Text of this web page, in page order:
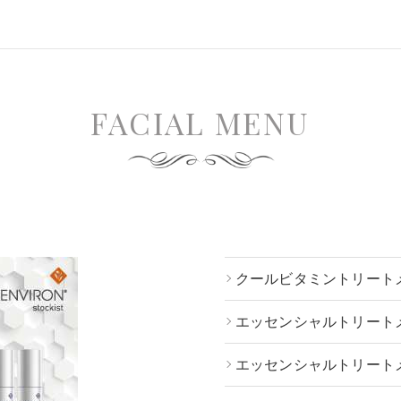
FACIAL MENU
クールビタミントリート
エッセンシャルトリート
エッセンシャルトリート